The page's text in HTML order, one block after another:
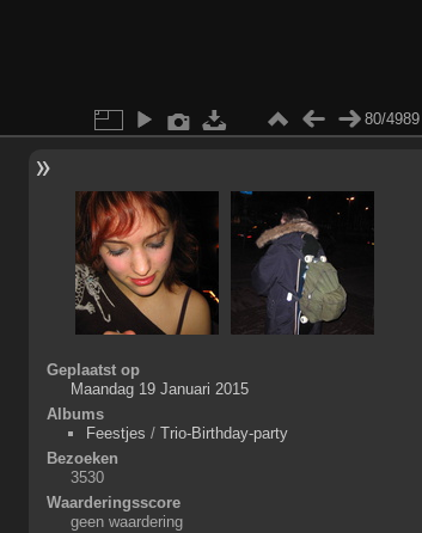
80/4989
Geplaatst op
Maandag 19 Januari 2015
Albums
Feestjes / Trio-Birthday-party
Bezoeken
3530
Waarderingsscore
geen waardering